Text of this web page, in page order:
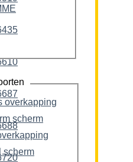
overkapping
val-arm scherm
overkapping
uitval scherm